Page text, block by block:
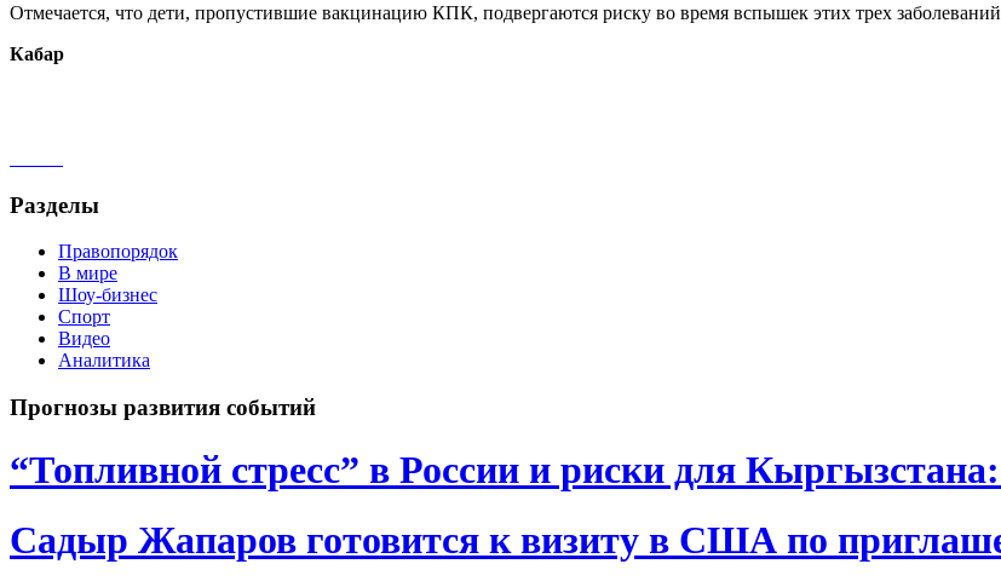
Отмечается, что дети, пропустившие вакцинацию КПК, подвергаются риску во время вспышек этих трех
Кабар
Разделы
Правопорядок
В мире
Шоу-бизнес
Спорт
Видео
Аналитика
Прогнозы развития событий
“Топливной стресс” в России и риски для
Садыр Жапаров готовится к визиту в США по